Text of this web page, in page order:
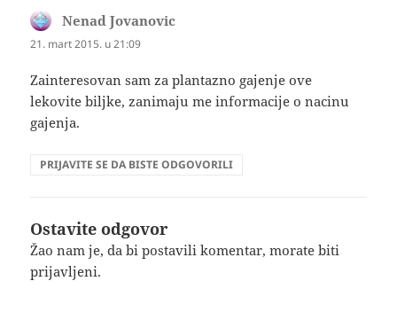
Nenad Jovanovic
21. mart 2015. u 21:09
Zainteresovan sam za plantazno gajenje ove
lekovite biljke, zanimaju me informacije o nacinu
gajenja.
PRIJAVITE SE DA BISTE ODGOVORILI
Ostavite odgovor
Žao nam je, da bi postavili komentar, moratebiti
prijavljeni.